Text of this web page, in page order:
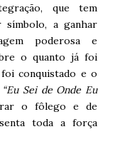
que tem
símbolo, a ganhar
poderosa e
o quanto já foi
conquistado e o
“Eu Sei de Onde Eu
o fôlego e de
toda a força